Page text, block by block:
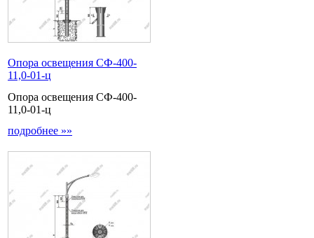
Опора освещения СФ-400-
11,0-01-ц
Опора освещения СФ-400-
11,0-01-ц
подробнее »»